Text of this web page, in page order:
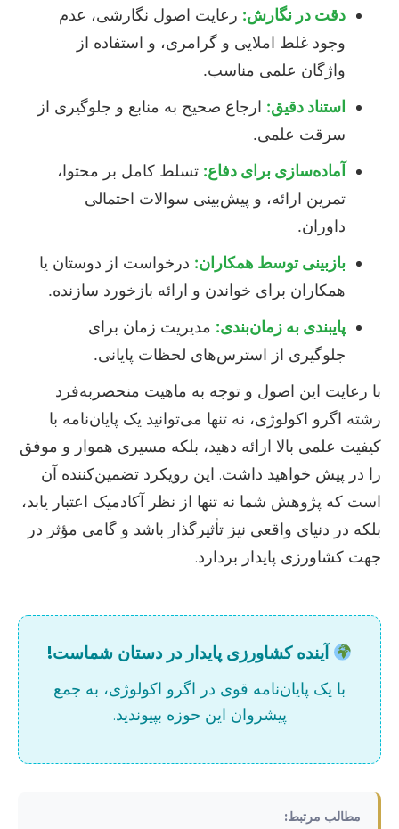
دقت در نگارش: رعایت اصول نگارشی، عدم
وجود غلط املایی و گرامری، و استفاده از
واژگان علمی مناسب.
استناد دقیق: ارجاع صحیح به منابع و جلوگیری از
سرقت علمی.
آماده‌سازی برای دفاع: تسلط کامل بر محتوا،
تمرین ارائه، و پیش‌بینی سوالات احتمالی
داوران.
بازبینی توسط همکاران: درخواست از دوستان یا
همکاران برای خواندن و ارائه بازخورد سازنده.
پایبندی به زمان‌بندی: مدیریت زمان برای
جلوگیری از استرس‌های لحظات پایانی.
با رعایت این اصول و توجه به ماهیت منحصربه‌فرد
رشته اگرو اکولوژی، نه تنها می‌توانید یک پایان‌نامه با
کیفیت علمی بالا ارائه دهید، بلکه مسیری هموار و موفق
را در پیش خواهید داشت. این رویکرد تضمین‌کننده آن
است که پژوهش شما نه تنها از نظر آکادمیک اعتبار یابد،
بلکه در دنیای واقعی نیز تأثیرگذار باشد و گامی مؤثر در
جهت کشاورزی پایدار بردارد.
آینده کشاورزی پایدار در دستان شماست!
با یک پایان‌نامه قوی در اگرو اکولوژی، به جمع
پیشروان این حوزه بپیوندید.
مطالب مرتبط: